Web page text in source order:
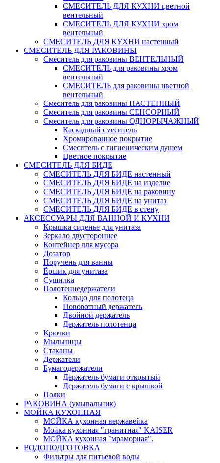
СМЕСИТЕЛЬ ДЛЯ КУХНИ цветной
вентельный
СМЕСИТЕЛЬ ДЛЯ КУХНИ хром
вентельный
СМЕСИТЕЛЬ ДЛЯ КУХНИ настенный
СМЕСИТЕЛЬ ДЛЯ РАКОВИНЫ
Смеситель для раковины ВЕНТЕЛЬНЫЙ
СМЕСИТЕЛЬ для раковины хром
вентельный
СМЕСИТЕЛЬ для раковины цветной
вентельный
Смеситель для раковины НАСТЕННЫЙ
Смеситель для раковины СЕНСОРНЫЙ
Смеситель для раковины ОДНОРЫЧАЖНЫЙ
Каскадный смеситель
Хромированное покрытие
Смеситель с гигиеническим душем
Цветное покрытие
СМЕСИТЕЛЬ ДЛЯ БИДЕ
СМЕСИТЕЛЬ ДЛЯ БИДЕ настенный
СМЕСИТЕЛЬ ДЛЯ БИДЕ на изделие
СМЕСИТЕЛЬ ДЛЯ БИДЕ на раковину
СМЕСИТЕЛЬ ДЛЯ БИДЕ на унитаз
СМЕСИТЕЛЬ ДЛЯ БИДЕ в стену
АКСЕССУАРЫ ДЛЯ ВАННОЙ И КУХНИ
Крышка сиденье для унитаза
Зеркало двустороннее
Контейнер для мусора
Дозатор
Поручень для ванны
Ёршик для унитаза
Сушилка
Полотенцедержатели
Кольцо для полотеца
Поворотный держатель
Двойной держатель
Держатель полотенца
Крючки
Мыльницы
Стаканы
Держатели
Бумагодержатели
Держатель бумаги открытый
Держатель бумаги с крышкой
Полки
РАКОВИНА (умывальник)
МОЙКА КУХОННАЯ
МОЙКА кухонная нержавейка
Мойка кухонная "гранитная" KAISER
МОЙКА кухонная "мраморная".
ВОДОПОДГОТОВКА
Фильтры для питьевой воды